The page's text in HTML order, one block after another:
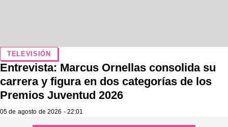
TELEVISIÓN
Entrevista: Marcus Ornellas consolida su
carrera y figura en dos categorías de los
Premios Juventud 2026
05 de agosto de 2026 - 22:01